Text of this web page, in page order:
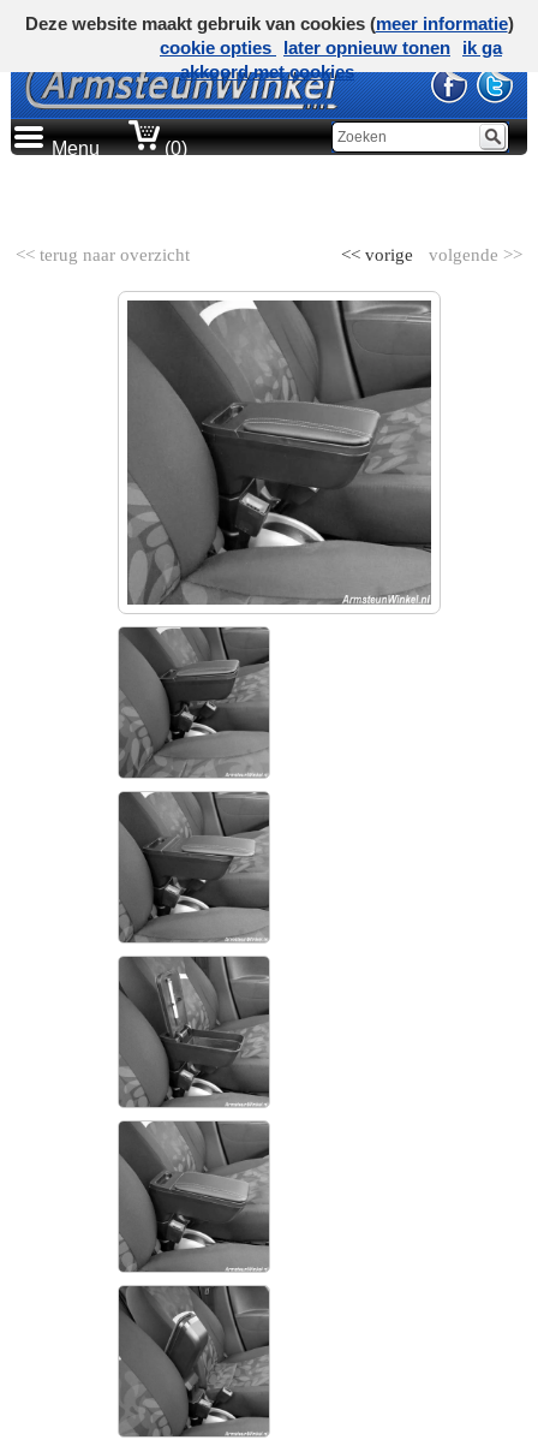
Menu (0)
<< terug naar overzicht volgende >>
<< vorige
Deze website maakt gebruik van cookies (meer informatie)
cookie opties
later opnieuw tonen
ik ga
akkoord met cookies